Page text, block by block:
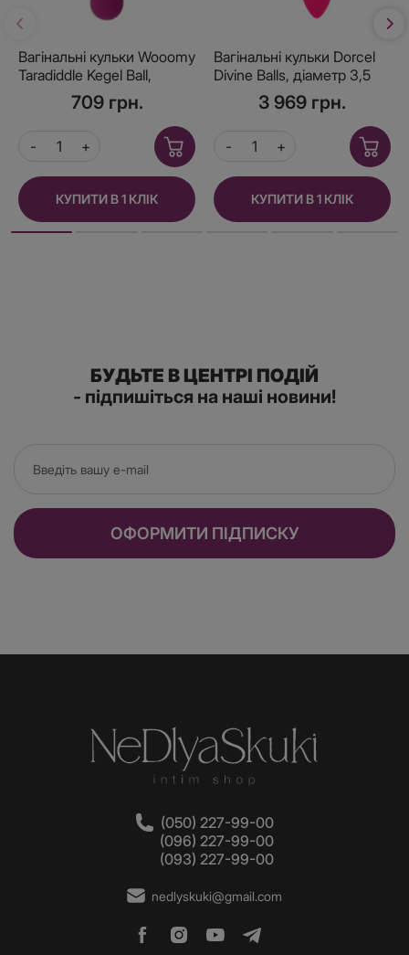
Вагінальні кульки Wooomy
Taradiddle Kegel Ball,
діаметр 3,5 см, маса 54 г
709 грн.
КУПИТИ В 1 КЛІК
Вагінальні кульки Dorcel
Divine Balls, діаметр 3,5
см, вага 91гр
3 969 грн.
КУПИТИ В 1 КЛІК
БУДЬТЕ В ЦЕНТРІ ПОДІЙ
- підпишіться на наші новини!
ОФОРМИТИ ПІДПИСКУ
(050) 227-99-00
(096) 227-99-00
(093) 227-99-00
nedlyskuki@gmail.com